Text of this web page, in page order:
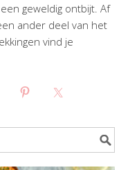
geweldig ontbijt. Af
ander deel van het
vind je